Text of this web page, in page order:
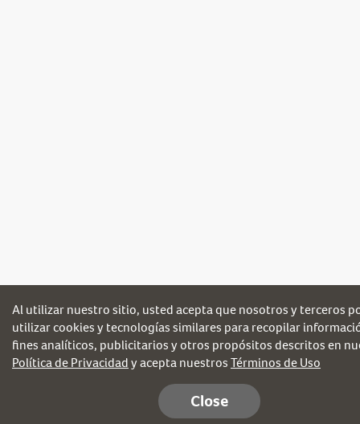
Al utilizar nuestro sitio, usted acepta que nosotros y terceros
utilizar cookies y tecnologías similares para recopilar
fines analíticos, publicitarios y otros propósitos descritos en
Política de Privacidady acepta nuestrosTérminos de Uso
Close